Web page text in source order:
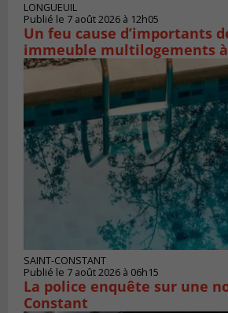
LONGUEUIL
Publié le 7 août 2026 à 12h05
Un feu cause d’importants
immeuble multilogements
SAINT-CONSTANT
Publié le 7 août 2026 à 06h15
La police enquête sur une
Constant